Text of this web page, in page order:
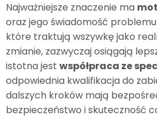
Najważniejsze znaczenie ma
oraz jego świadomość
które traktują wszywkę jako
zmianie, zazwyczaj osiągają
istotna jest współpraca ze
odpowiednia kwalifikacja do
dalszych kroków mają
bezpieczeństwo i skuteczność